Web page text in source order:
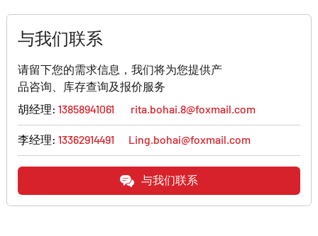
与我们联系
请留下您的需求信息，我们将为您提供产
品咨询、库存查询及报价服务
胡经理: 13858941061 rita.bohai.8@foxmail.com
李经理: 13362914491 Ling.bohai@foxmail.com
与我们联系